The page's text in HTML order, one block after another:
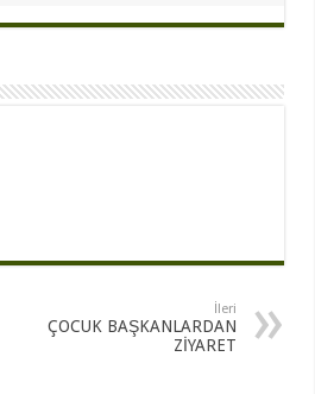
İleri
ÇOCUK BAŞKANLARDAN
ZİYARET